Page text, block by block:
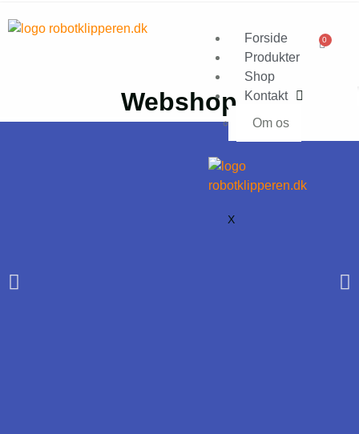
Forside
Produkter
Shop
Kontakt
Om os
X
0
Webshop